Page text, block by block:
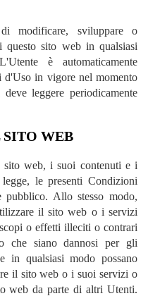
modificare, sviluppare o
sito web in qualsiasi
è automaticamente
d'Uso in vigore nel momento
leggere periodicamente
SITO WEB
web, i suoi contenuti e i
le presenti Condizioni
Allo stesso modo,
il sito web o i servizi
o effetti illeciti o contrari
che siano dannosi per gli
qualsiasi modo possano
il sito web o i suoi servizi o
web da parte di altri Utenti.